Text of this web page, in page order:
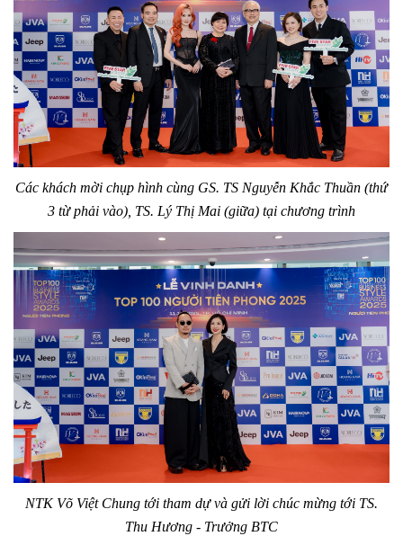
Các khách mời chụp hình cùng GS. TS Nguyễn Khắc Thuần (thứ
3 từ phải vào), TS. Lý Thị Mai (giữa) tại chương trình
NTK Võ Việt Chung tới tham dự và gửi lời chúc mừng tới TS.
Thu Hương - Trưởng BTC